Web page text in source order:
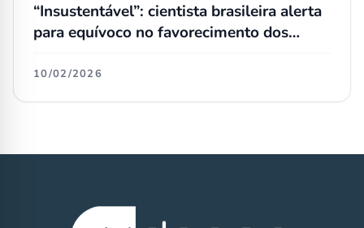
“Insustentável”: cientista brasileira alerta
para equívoco no favorecimento dos
governamentais
10/02/2026